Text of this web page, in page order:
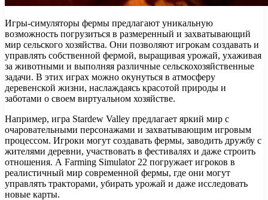
Игры-симуляторы фермы предлагают уникальную
возможность погрузиться в размеренный и захватывающий
мир сельского хозяйства. Они позволяют игрокам создавать и
управлять собственной фермой, выращивая урожай, ухаживая
за животными и выполняя различные сельскохозяйственные
задачи. В этих играх можно окунуться в атмосферу
деревенской жизни, наслаждаясь красотой природы и
заботами о своем виртуальном хозяйстве.
Например, игра Stardew Valley предлагает яркий мир с
очаровательными персонажами и захватывающим игровым
процессом. Игроки могут создавать фермы, заводить дружбу с
жителями деревни, участвовать в фестивалях и даже строить
отношения. А Farming Simulator 22 погружает игроков в
реалистичный мир современной фермы, где они могут
управлять тракторами, убирать урожай и даже исследовать
новые карты.